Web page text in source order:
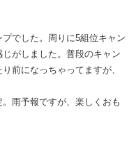
でした。周りに5組位キャン
がしました。普段のキャン
前になっちゃってますが、
雨予報ですが、楽しくおも